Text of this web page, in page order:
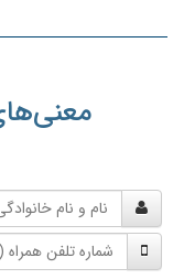
و
نام
خانوادگی
شماره
تلفن